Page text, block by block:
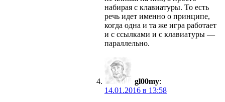
набирая с клавиатуры. То есть
речь идет именно о принципе,
когда одна и та же игра работает
и с ссылками и с клавиатуры —
параллельно.
gl00my:
14.01.2016 в 13:58